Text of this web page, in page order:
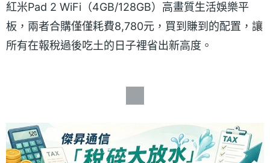
紅米Pad 2 WiFi（4GB/128GB）高畫質生活娛樂平
板，兩者合購僅僅耗費8,780元，買到賺到的配置，讓
所有在報稅過後吃土的日子裡省出新高度。